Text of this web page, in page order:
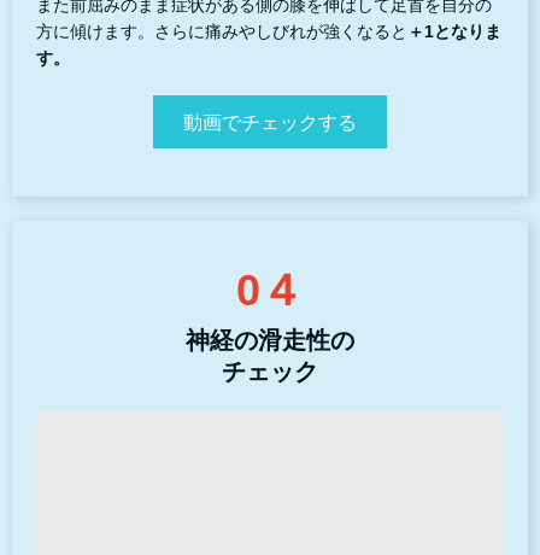
また前屈みのまま症状がある側の膝を伸ばして足首を自分の
方に傾けます。さらに痛みやしびれが強くなると ＋1となりま
す。
動画でチェックする
0４
神経の滑走性の
チェック